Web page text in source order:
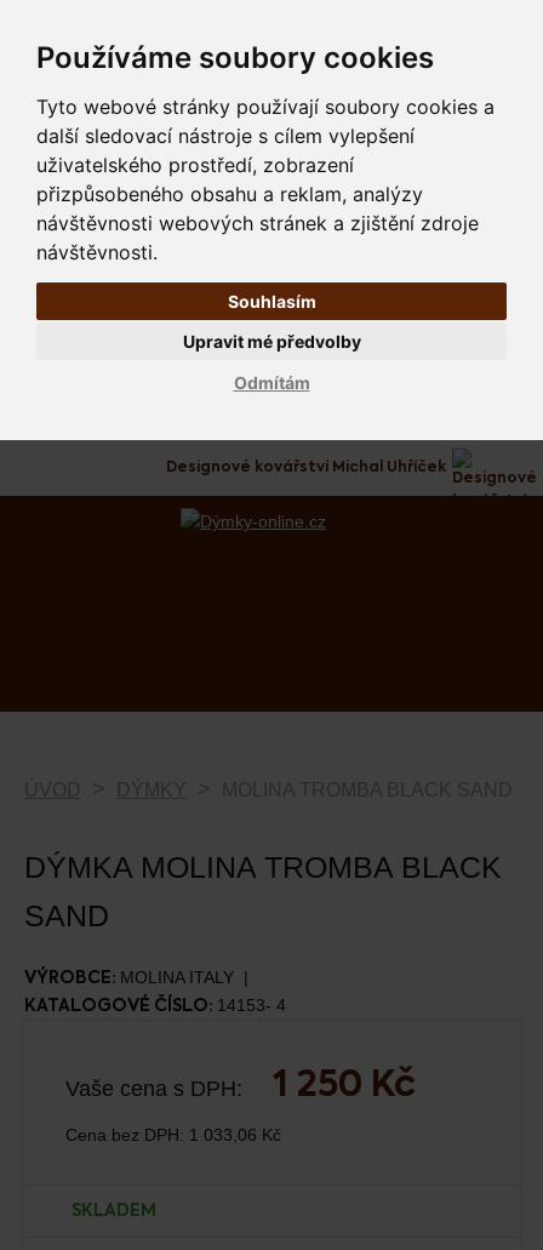
Používáme soubory cookies
Tyto webové stránky používají soubory cookies a
další sledovací nástroje s cílem vylepšení
uživatelského prostředí, zobrazení
přizpůsobeného obsahu a reklam, analýzy
návštěvnosti webových stránek a zjištění zdroje
návštěvnosti.
Souhlasím
Odmítám
Upravit mé předvolby
Designové kovářství Michal Uhříček
ÚVOD DÝMKY MOLINA TROMBA BLACK SAND
DÝMKA MOLINA TROMBA BLACK
SAND
VÝROBCE: MOLINA ITALY
KATALOGOVÉ ČÍSLO: 14153- 4
Vaše cena s DPH: 1 250 Kč
Cena bez DPH: 1 033,06 Kč
SKLADEM